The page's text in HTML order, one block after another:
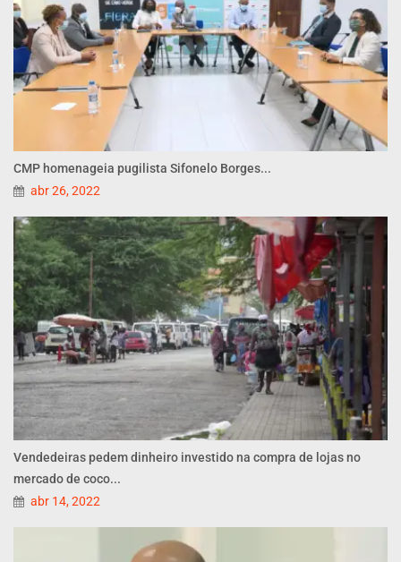
CMP homenageia pugilista Sifonelo Borges...
abr 26, 2022
Vendedeiras pedem dinheiro investido na compra de lojas no
mercado de coco...
abr 14, 2022